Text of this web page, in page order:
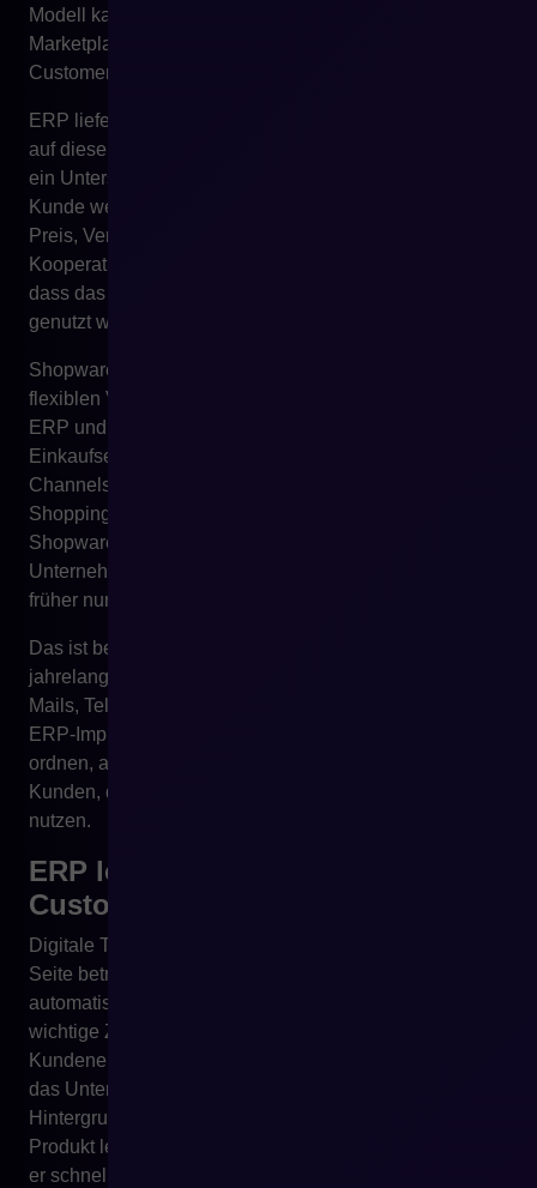
Modell kann es die Verbindung von Onlineshop,
Marketplace, stationärem Verkauf, mobiler App und
Customer Service bedeuten.
ERP liefert Daten. E-Commerce gibt dem Kunden Zugriff
auf diese Daten und Handlungsmöglichkeiten. Das ist
ein Unterschied von enormer Bedeutung. Wenn der
Kunde weiterhin eine E-Mail schreiben muss, um nach
Preis, Verfügbarkeit, Status, Rechnung oder
Kooperationsbedingungen zu fragen, bedeutet das,
dass das Potenzial von ERP im digitalen Vertrieb nicht
genutzt wurde.
Shopware kann in diesem Modell die Rolle einer
flexiblen Vertriebsplattform übernehmen, die Daten aus
ERP und anderen Systemen mit einem modernen
Einkaufserlebnis verbindet. Dank API-first-Ansatz, Sales
Channels, Integrationsmöglichkeiten, B2B Components,
Shopping Experiences und Automatisierungen kann
Shopware zur Schicht werden, über die das
Unternehmen Kunden Prozesse zugänglich macht, die
früher nur intern verfügbar waren.
Das ist besonders wichtig für B2B-Unternehmen, die
jahrelang ihren Vertrieb auf Handelsbeziehungen, E-
Mails, Telefonaten und Dateien aufgebaut haben. Die
ERP-Implementierung konnte den internen Bestellfluss
ordnen, aber erst eine B2B-Plattform erlaubt dem
Kunden, diese geordnete Struktur selbstständig zu
nutzen.
ERP löst das Problem der
Customer Experience nicht
Digitale Transformation wird häufig von der operativen
Seite betrachtet: schneller, günstiger, stärker
automatisiert, mit weniger Fehlern. Das sind sehr
wichtige Ziele. Im E-Commerce ist jedoch das
Kundenerlebnis ebenso wichtig. Der Kunde bewertet
das Unternehmen nicht danach, welches System im
Hintergrund läuft. Er bewertet es danach, ob er das
Produkt leicht findet, ob er den richtigen Preis sieht, ob
er schnell bestellen kann, ob er Zugriff auf Dokumente